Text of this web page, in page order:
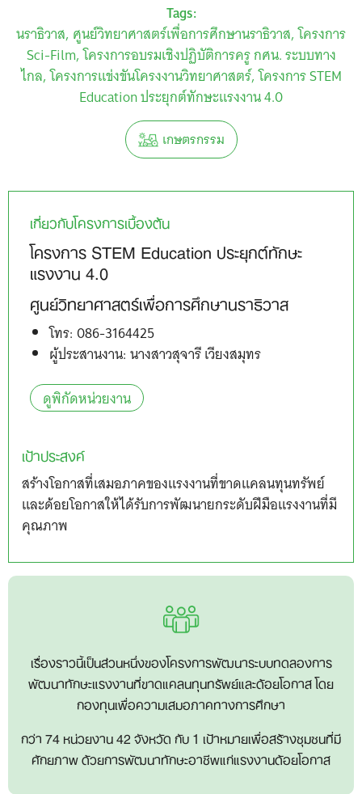
Tags:
นราธิวาส ศูนย์วิทยาศาสตร์เพื่อการศึกษานราธิวาส โครงการ
Sci-Film โครงการอบรมเชิงปฏิบัติการครู กศน. ระบบทาง
ไกล โครงการแข่งขันโครงงานวิทยาศาสตร์ โครงการ STEM
Education ประยุกต์ทักษะแรงงาน 4.0
เกษตรกรรม
เกี่ยวกับโครงการเบื้องต้น
โครงการ STEM Education ประยุกต์ทักษะ
แรงงาน 4.0
ศูนย์วิทยาศาสตร์เพื่อการศึกษานราธิวาส
โทร: 086-3164425
ผู้ประสานงาน: นางสาวสุจารี เวียงสมุทร
ดูพิกัดหน่วยงาน
เป้าประสงค์
สร้างโอกาสที่เสมอภาคของแรงงานที่ขาดแคลนทุนทรัพย์
และด้อยโอกาสให้ได้รับการพัฒนายกระดับฝีมือแรงงานที่มี
คุณภาพ
เรื่องราวนี้เป็นส่วนหนึ่งของโครงการพัฒนาระบบทดลองการ
พัฒนาทักษะแรงงานที่ขาดแคลนทุนทรัพย์และด้อยโอกาส โดย
กองทุนเพื่อความเสมอภาคทางการศึกษา
กว่า 74 หน่วยงาน 42 จังหวัด กับ 1 เป้าหมายเพื่อสร้างชุมชนที่มี
ศักยภาพ ด้วยการพัฒนาทักษะอาชีพแก่แรงงานด้อยโอกาส